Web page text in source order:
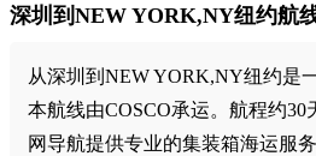
深圳到NEW YORK,NY纽约航
从深圳到NEW YORK,NY纽约是
本航线由COSCO承运。航程约
网导航提供专业的集装箱海运服务